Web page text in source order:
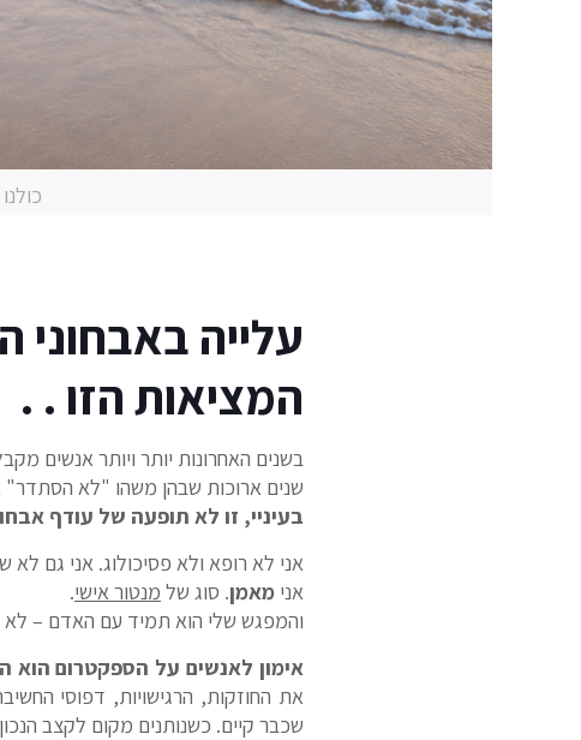
עלייה
המציאות הזו . .
בשנים האחרונות יותר ויותר אנשים
שנים ארוכות שבהן משהו "לא הסתדר"
בעיניי, זו לא תופעה של עודף
אני לא רופא ולא פסיכולוג. אני גם
אני מאמן. סוג של מנטור אישי.
והמפגש שלי הוא תמיד עם האדם –
אימון לאנשים על הספקטרום
את החוזקות, הרגישויות, דפוסי
שכבר קיים. כשנותנים מקום לקצב